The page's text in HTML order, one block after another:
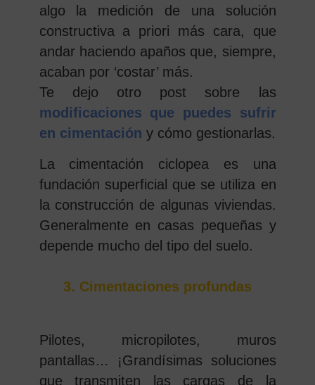
algo la medición de una solución
constructiva a priori más cara, que
andar haciendo apaños que, siempre,
acaban por ‘costar’ más.
Te dejo otro post sobre las
modificaciones que puedes sufrir
en cimentación y cómo gestionarlas.
La cimentación ciclopea es una
fundación superficial que se utiliza en
la construcción de algunas viviendas.
Generalmente en casas pequeñas y
depende mucho del tipo del suelo.
3. Cimentaciones profundas
Pilotes, micropilotes, muros
pantallas… ¡Grandísimas soluciones
que transmiten las cargas de la